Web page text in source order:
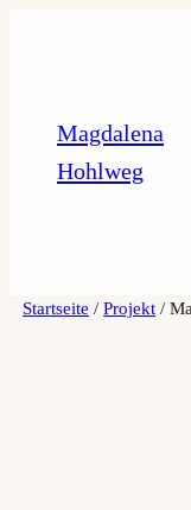
Magdalena
Hohlweg
Startseite /Projekt /